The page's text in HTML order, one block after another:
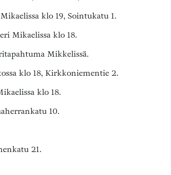
klo 19, Sointukatu 1.
Mikaelissa klo 18.
Mikkelissä.
klo 18, Kirkkoniementie 2.
klo 18.
10.
21.